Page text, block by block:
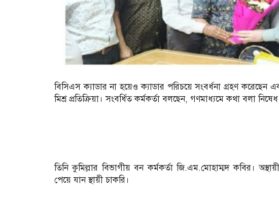
বিসিএস ক্যাডার না হয়েও ক্যাডার পরিচয়ে সংবর্ধনা গ্রহণ করেছেন
মিশ্র প্রতিক্রিয়া। সংবর্ধিত কর্মকর্তা বলছেন, গণমাধ্যমে কথা বলা
তিনি কুমিল্লার বিভাগীয় বন কর্মকর্তা জি.এম.মোহাম্মদ কবির।
পেয়ে যান স্থায়ী চাকরি।